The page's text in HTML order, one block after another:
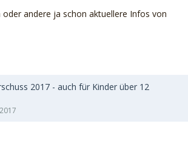
oder andere ja schon aktuellere Infos von
2017 - auch für Kinder über 12